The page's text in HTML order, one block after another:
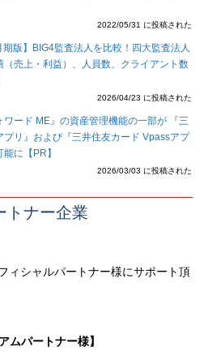
2022/05/31 に投稿された
期版】BIG4監査法人を比較！四大監査法人
（売上・利益）、人員数、クライアント数
2026/04/23 に投稿された
ワード ME』の資産管理機能の一部が 『三
プリ』および『三井住友カード Vpassアプ
に【PR】
2026/03/03 に投稿された
トナー企業
ィシャルパートナー様にサポート頂
ムパートナー様】